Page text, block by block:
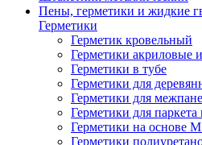
Пены, герметики и жидкие
Герметики
Герметик кровельный
Герметики акриловые
Герметики в тубе
Герметики для
Герметики для
Герметики для
Герметики на основе
Герметики